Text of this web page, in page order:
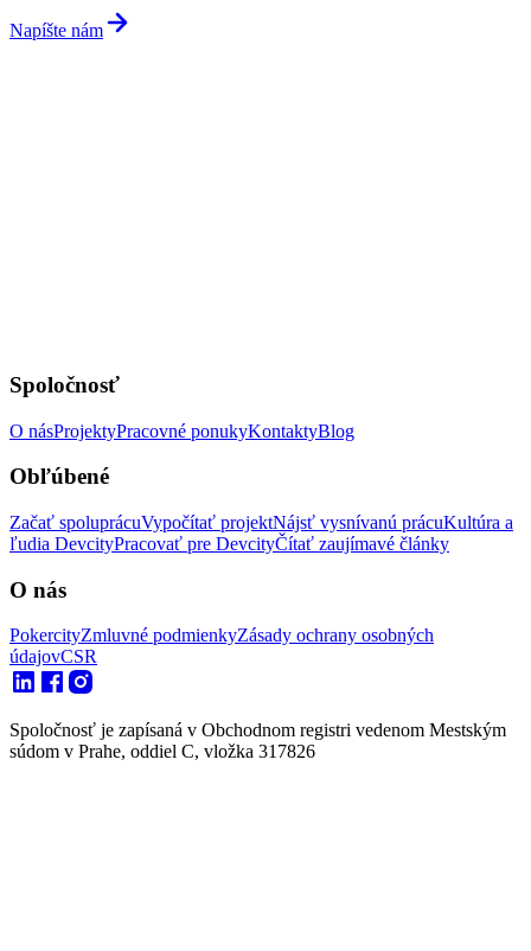
Napíšte nám
Spoločnosť
O násProjektyPracovné ponukyKontaktyBlog
Obľúbené
Začať spoluprácuVypočítať projektNájsť vysnívanú prácuKultúra a
ľudia DevcityPracovať pre DevcityČítať zaujímavé články
O nás
PokercityZmluvné podmienkyZásady ochrany osobných
údajovCSR
Spoločnosť je zapísaná v Obchodnom registri vedenom Mestským
súdom v Prahe, oddiel C, vložka 317826